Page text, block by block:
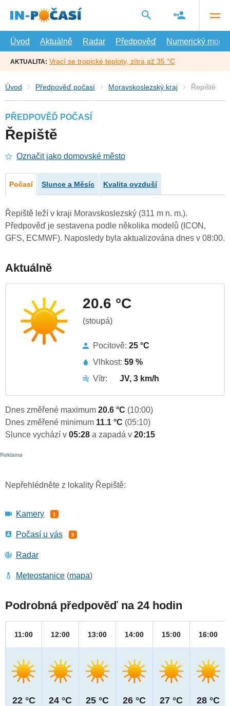
hlavní
Úvod
Aktuálně Radar Předpověď Numerický model
AKTUALITA: Vrací se tropické teploty, zítra až 35 °C
Úvod Předpověď počasí Moravskoslezský kraj Řepiště
PŘEDPOVĚĎ POČASÍ
Řepiště
Označit jako domovské město
Počasí Slunce a Měsíc Kvalita ovzduší
Řepiště leží v kraji Moravskoslezský (311 m n. m.).
Předpověď je sestavena podle několika modelů (ICON,
GFS, ECMWF). Naposledy byla aktualizována dnes v 08:00.
Aktuálně
20.6 °C
(stoupá)
Pocitově: 25 °C
Vlhkost: 59 %
Vítr:
JV, 3 km/h
Dnes změřené maximum 20.6 °C (10:00)
Dnes změřené minimum 11.1 °C (05:10)
Slunce vychází v 05:28 a zapadá v 20:15
Nepřehlédněte z lokality Řepiště:
Kamery 1
Počasí u vás 5
Radar
Meteostanice (mapa)
Podrobná předpověď na 24 hodin
11:00
22 °C
12:00
24 °C
13:00
25 °C
14:00
26 °C
15:00
27 °C
16:00
28 °C